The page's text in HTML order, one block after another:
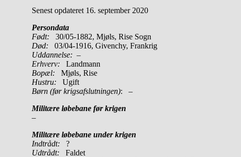
Senest opdateret 16. september 2020
Persondata
Født: 30/05-1882, Mjøls, Rise Sogn
Død: 03/04-1916, Givenchy, Frankrig
Uddannelse: –
Erhverv: Landmann
Bopæl: Mjøls, Rise
Hustru: Ugift
Børn (før krigsafslutningen): –
Militære løbebane før krigen
–
Militære løbebane under krigen
Indtrådt: ?
Udtrådt: Faldet